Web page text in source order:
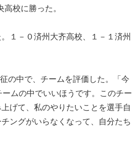
校に勝った。
１－０済州大齐高校、１－１済州
の中で、チームを評価した。「今
ムの中でいいほうです。このチー
げて、私のやりたいことを選手自
ングがいらなくなって、自分たち